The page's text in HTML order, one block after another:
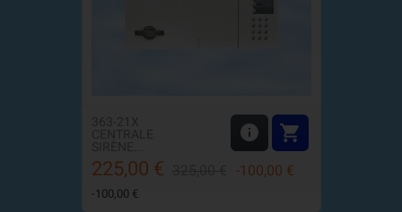
 
Prix
225,00 € -100,00 €
-100,00 €